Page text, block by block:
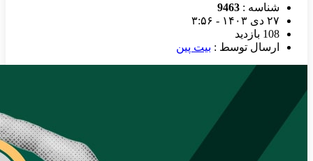
شناسه : 9463
۲۷ دی ۱۴۰۳ - ۳:۵۶
108 بازدید
ارسال توسط : بیت پین